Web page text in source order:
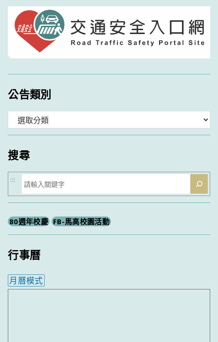
公告類別
類
搜尋
搜
尋
:::
80週年校慶 FB-馬高校園活動
行事曆
月曆模式